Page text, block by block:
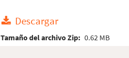
Descargar
Tamaño del archivo Zip: 0.62 MB